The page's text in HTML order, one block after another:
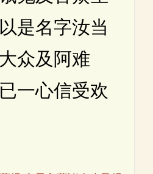
是名字汝当
众及阿难
一心信受欢